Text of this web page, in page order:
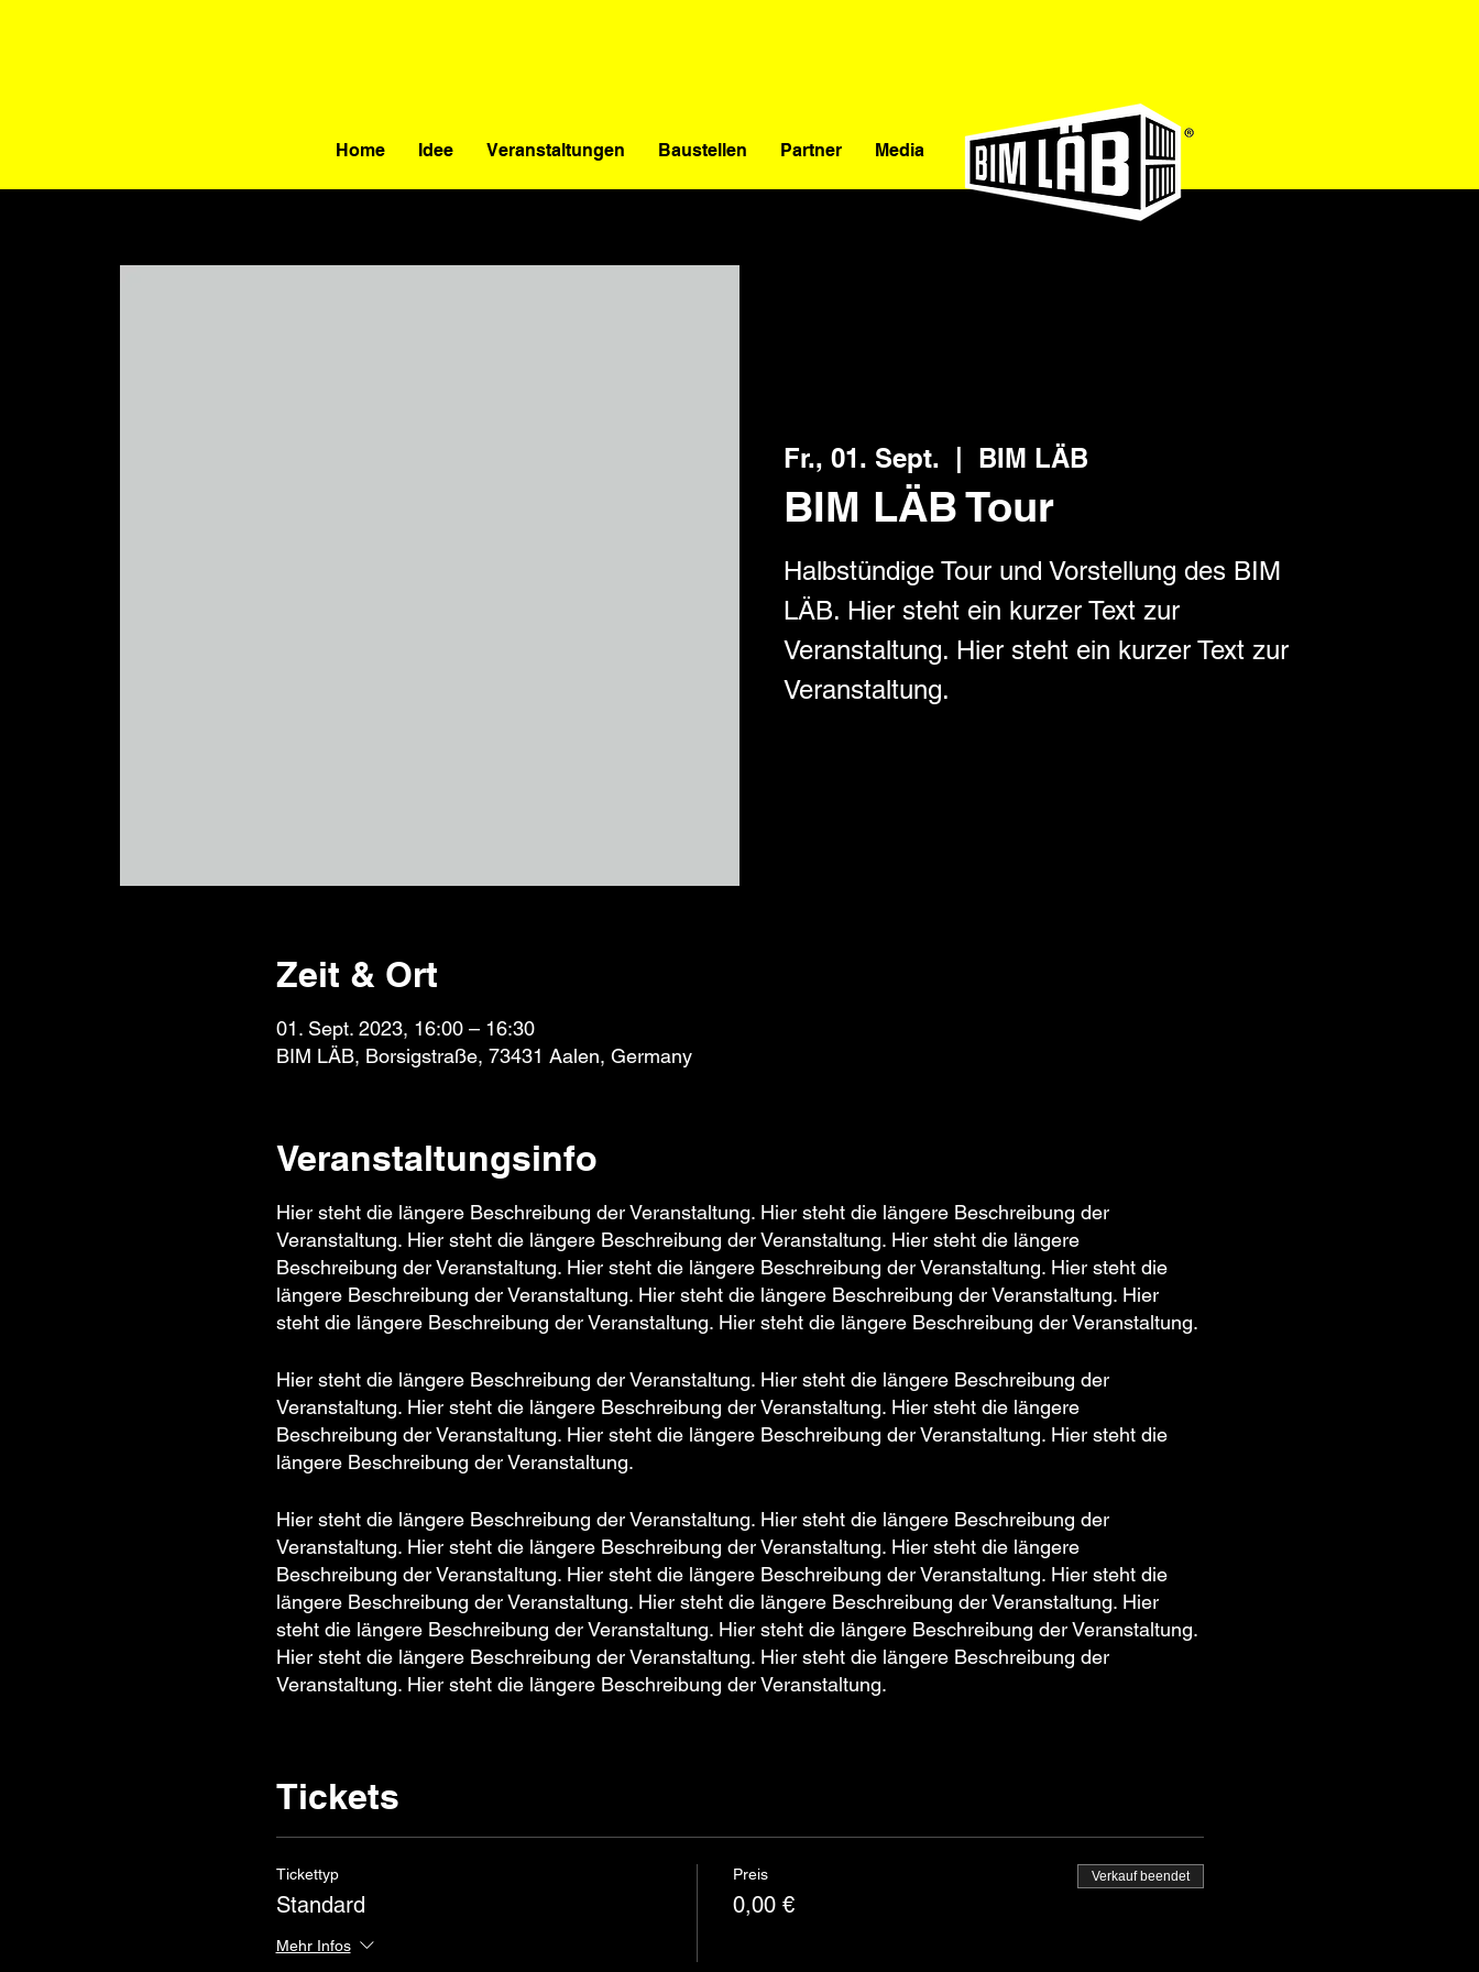
Home Idee Veranstaltungen Baustellen Partner Media
Fr., 01. Sept. BIM LÄB
BIM LÄB Tour
Halbstündige Tour und Vorstellung des BIM
LÄB. Hier steht ein kurzer Text zur
Veranstaltung. Hier steht ein kurzer Text zur
Veranstaltung.
Zeit & Ort
01. Sept. 2023, 16:00 – 16:30
BIM LÄB, Borsigstraße, 73431 Aalen, Germany
Veranstaltungsinfo
Hier steht die längere Beschreibung der Veranstaltung. Hier steht die längere Beschreibung der
Veranstaltung. Hier steht die längere Beschreibung der Veranstaltung. Hier steht die längere
Beschreibung der Veranstaltung. Hier steht die längere Beschreibung der Veranstaltung. Hier steht die
längere Beschreibung der Veranstaltung. Hier steht die längere Beschreibung der Veranstaltung. Hier
steht die längere Beschreibung der Veranstaltung. Hier steht die längere Beschreibung der Veranstaltung.
Hier steht die längere Beschreibung der Veranstaltung. Hier steht die längere Beschreibung der
Veranstaltung. Hier steht die längere Beschreibung der Veranstaltung. Hier steht die längere
Beschreibung der Veranstaltung. Hier steht die längere Beschreibung der Veranstaltung. Hier steht die
längere Beschreibung der Veranstaltung.
Hier steht die längere Beschreibung der Veranstaltung. Hier steht die längere Beschreibung der
Veranstaltung. Hier steht die längere Beschreibung der Veranstaltung. Hier steht die längere
Beschreibung der Veranstaltung. Hier steht die längere Beschreibung der Veranstaltung. Hier steht die
längere Beschreibung der Veranstaltung. Hier steht die längere Beschreibung der Veranstaltung. Hier
steht die längere Beschreibung der Veranstaltung. Hier steht die längere Beschreibung der Veranstaltung.
Hier steht die längere Beschreibung der Veranstaltung. Hier steht die längere Beschreibung der
Veranstaltung. Hier steht die längere Beschreibung der Veranstaltung.
Tickets
Tickettyp
Standard
Mehr Infos
Preis
0,00 €
Verkauf beendet